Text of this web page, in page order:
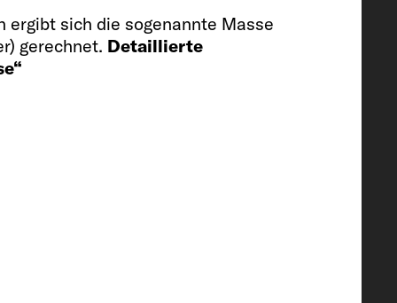
ergibt sich die sogenannte Masse
gerechnet. Detaillierte